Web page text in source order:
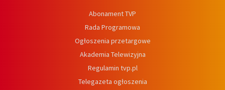
Abonament TVP
Rada Programowa
Ogłoszenia przetargowe
Akademia Telewizyjna
Regulamin tvp.pl
Telegazeta ogłoszenia